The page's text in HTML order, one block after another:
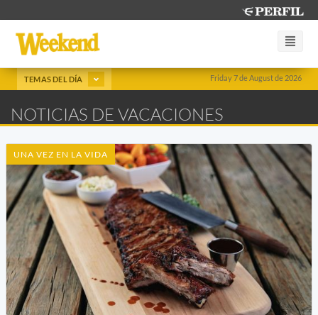
Friday 7 de August de 2026
TEMAS DEL DÍA
NOTICIAS DE VACACIONES
UNA VEZ EN LA VIDA